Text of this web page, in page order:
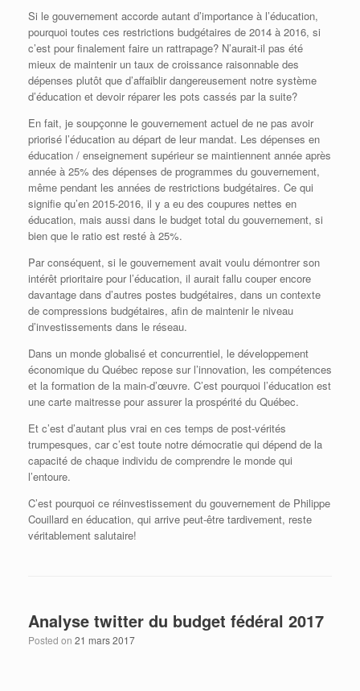
Si le gouvernement accorde autant d’importance à l’éducation,
pourquoi toutes ces restrictions budgétaires de 2014 à 2016, si
c’est pour finalement faire un rattrapage? N’aurait-il pas été
mieux de maintenir un taux de croissance raisonnable des
dépenses plutôt que d’affaiblir dangereusement notre système
d’éducation et devoir réparer les pots cassés par la suite?
En fait, je soupçonne le gouvernement actuel de ne pas avoir
priorisé l’éducation au départ de leur mandat. Les dépenses en
éducation / enseignement supérieur se maintiennent année après
année à 25% des dépenses de programmes du gouvernement,
même pendant les années de restrictions budgétaires. Ce qui
signifie qu’en 2015-2016, il y a eu des coupures nettes en
éducation, mais aussi dans le budget total du gouvernement, si
bien que le ratio est resté à 25%.
Par conséquent, si le gouvernement avait voulu démontrer son
intérêt prioritaire pour l’éducation, il aurait fallu couper encore
davantage dans d’autres postes budgétaires, dans un contexte
de compressions budgétaires, afin de maintenir le niveau
d’investissements dans le réseau.
Dans un monde globalisé et concurrentiel, le développement
économique du Québec repose sur l’innovation, les compétences
et la formation de la main-d’œuvre. C’est pourquoi l’éducation est
une carte maitresse pour assurer la prospérité du Québec.
Et c’est d’autant plus vrai en ces temps de post-vérités
trumpesques, car c’est toute notre démocratie qui dépend de la
capacité de chaque individu de comprendre le monde qui
l’entoure.
C’est pourquoi ce réinvestissement du gouvernement de Philippe
Couillard en éducation, qui arrive peut-être tardivement, reste
véritablement salutaire!
Analyse twitter du budget fédéral 2017
Posted on 21 mars 2017